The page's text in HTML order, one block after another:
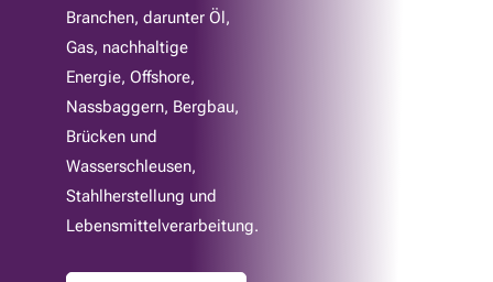
Branchen, darunter Öl,
Gas, nachhaltige
Energie, Offshore,
Nassbaggern, Bergbau,
Brücken und
Wasserschleusen,
Stahlherstellung und
Lebensmittelverarbeitung.